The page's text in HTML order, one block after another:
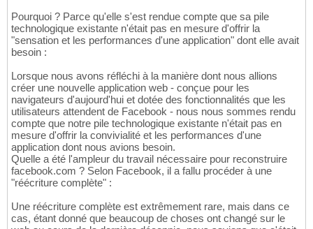
Pourquoi ? Parce qu'elle s'est rendue compte que sa pile
technologique existante n'était pas en mesure d'offrir la
"sensation et les performances d'une application" dont elle avait
besoin :
Lorsque nous avons réfléchi à la manière dont nous allions
créer une nouvelle application web - conçue pour les
navigateurs d'aujourd'hui et dotée des fonctionnalités que les
utilisateurs attendent de Facebook - nous nous sommes rendu
compte que notre pile technologique existante n'était pas en
mesure d'offrir la convivialité et les performances d'une
application dont nous avions besoin.
Quelle a été l'ampleur du travail nécessaire pour reconstruire
facebook.com ? Selon Facebook, il a fallu procéder à une
"réécriture complète" :
Une réécriture complète est extrêmement rare, mais dans ce
cas, étant donné que beaucoup de choses ont changé sur le